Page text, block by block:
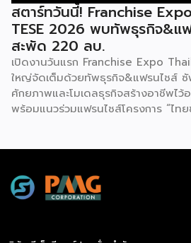
สตาร์ทวันนี้! Franchise
TESE 2026 พบทัพธุรกิจ&แ
สะพัด 220 ลบ.
เปิดงานวันแรก Franchise Expo
ใหญ่จัดเต็มด้วยทัพธุรกิจ&แฟรนไชส์
ศักยภาพและโมเดลธุรกิจสร้างอาชีพไว้
พร้อมแนวร่วมแฟรนไชส์โครงการ “ไท
ความรู้โดยผู้ทรงคุณวุฒิคับคั่ง และกิจกร
และต่างประเทศ งานจัดต่อเนื่องระหว่